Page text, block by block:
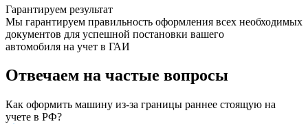
Гарантируем результат
Мы гарантируем правильность оформления всех необходимых
документов для успешной постановки вашего
автомобиля на учет в ГАИ
Отвечаем на частые вопросы
Как оформить машину из-за границы раннее стоящую на
учете в РФ?